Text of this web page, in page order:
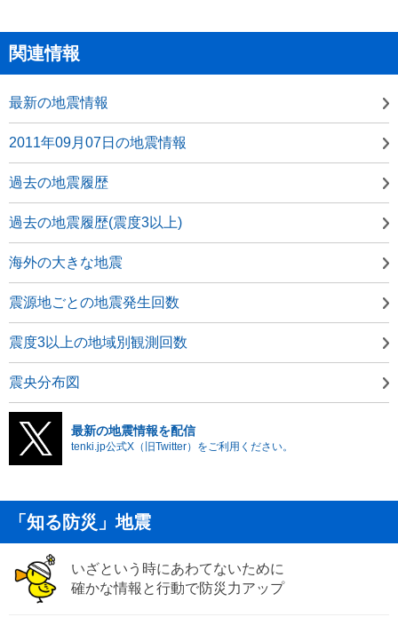
関連情報
最新の地震情報
2011年09月07日の地震情報
過去の地震履歴
過去の地震履歴(震度3以上)
海外の大きな地震
震源地ごとの地震発生回数
震度3以上の地域別観測回数
震央分布図
最新の地震情報を配信
tenki.jp公式X（旧Twitter）をご利用ください。
「知る防災」地震
いざという時にあわてないために
確かな情報と行動で防災力アップ